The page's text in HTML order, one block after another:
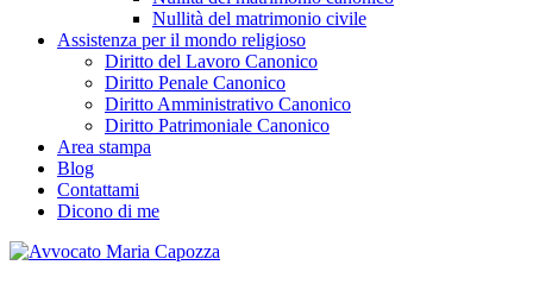
Nullità del matrimonio civile
Assistenza per il mondo religioso
Diritto del Lavoro Canonico
Diritto Penale Canonico
Diritto Amministrativo Canonico
Diritto Patrimoniale Canonico
Area stampa
Blog
Contattami
Dicono di me